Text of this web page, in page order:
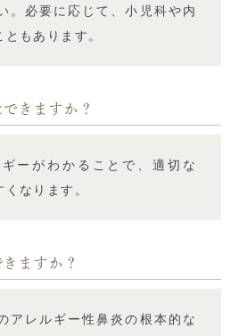
。必要に応じて、小児科や内
もあります。
きますか？
ーがわかることで、適切な
なります。
ますか？
アレルギー性鼻炎の根本的な